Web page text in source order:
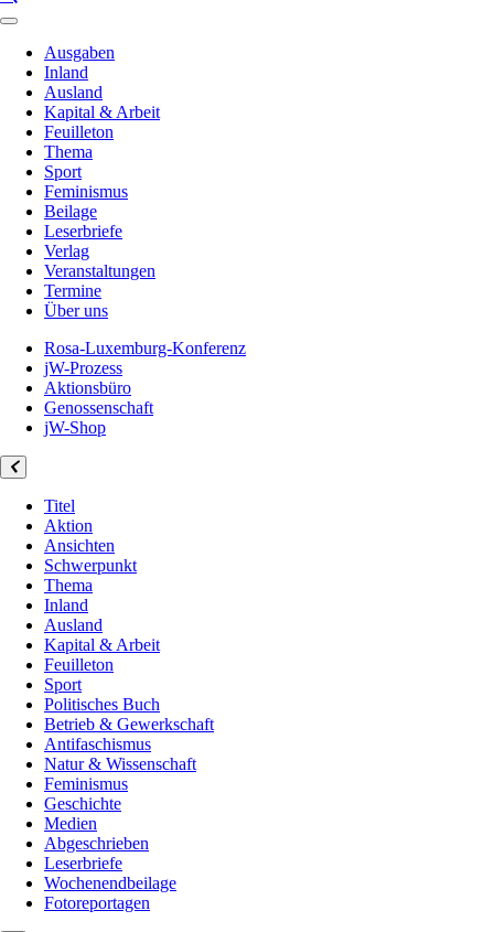
Ausgaben
Inland
Ausland
Kapital & Arbeit
Feuilleton
Thema
Sport
Feminismus
Beilage
Leserbriefe
Verlag
Veranstaltungen
Termine
Über uns
Rosa-Luxemburg-Konferenz
jW-Prozess
Aktionsbüro
Genossenschaft
jW-Shop
Titel
Aktion
Ansichten
Schwerpunkt
Thema
Inland
Ausland
Kapital & Arbeit
Feuilleton
Sport
Politisches Buch
Betrieb & Gewerkschaft
Antifaschismus
Natur & Wissenschaft
Feminismus
Geschichte
Medien
Abgeschrieben
Leserbriefe
Wochenendbeilage
Fotoreportagen